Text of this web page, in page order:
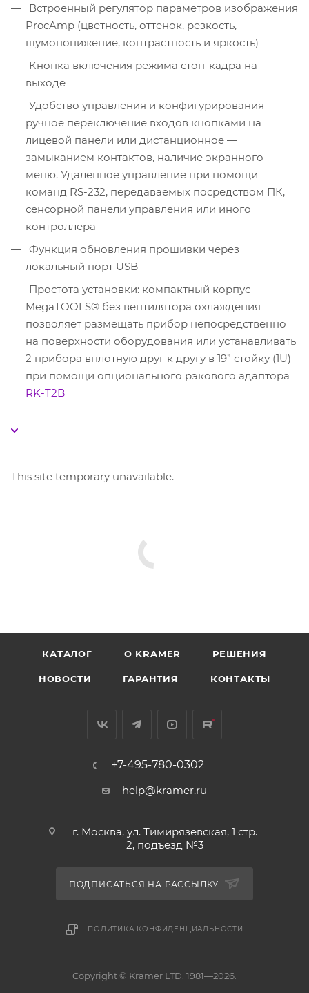
Встроенный регулятор параметров изображения
ProcAmp (цветность, оттенок, резкость,
шумопонижение, контрастность и яркость)
Кнопка включения режима стоп-кадра на
выходе
Удобство управления и конфигурирования —
ручное переключение входов кнопками на
лицевой панели или дистанционное —
замыканием контактов, наличие экранного
меню. Удаленное управление при помощи
команд RS-232, передаваемых посредством ПК,
сенсорной панели управления или иного
контроллера
Функция обновления прошивки через
локальный порт USB
Простота установки: компактный корпус
MegaTOOLS® без вентилятора охлаждения
позволяет размещать прибор непосредственно
на поверхности оборудования или устанавливать
2 прибора вплотную друг к другу в 19” стойку (1U)
при помощи опционального рэкового адаптора
RK-T2B
This site temporary unavailable.
КАТАЛОГ O KRAMER РЕШЕНИЯ
НОВОСТИ ГАРАНТИЯ КОНТАКТЫ
+7-495-780-0302
help@kramer.ru
г. Москва, ул. Тимирязевская, 1 стр.
2, подъезд №3
ПОДПИСАТЬСЯ НА РАССЫЛКУ
ПОЛИТИКА КОНФИДЕНЦИАЛЬНОСТИ
Copyright © Kramer LTD. 1981—2026.